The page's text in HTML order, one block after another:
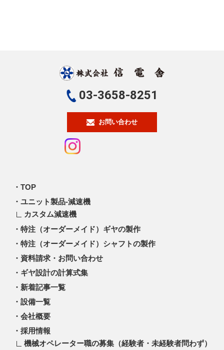
03-3658-8251
お問い合わせ
TOP
ユニット製品-減速機
カスタム減速機
特注（オーダーメイド）ギヤの製作
特注（オーダーメイド）シャフトの製作
資料請求・お問い合わせ
ギヤ設計の計算式集
新着記事一覧
設備一覧
会社概要
採用情報
機械オペレーター職の募集（経験者・未経験者問わず）